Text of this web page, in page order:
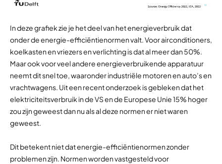
In deze grafiek zie je het deel van het energieverbruik dat
onder de energie-efficiëntienormen valt. Voor airconditioners,
koelkasten en vriezers en verlichting is dat al meer dan 50%.
Maar ook voor veel andere energieverbruikende apparatuur
neemt dit snel toe, waaronder industriële motoren en auto’s en
vrachtwagens. Uit een recent onderzoek is gebleken dat het
elektriciteitsverbruik in de VS en de Europese Unie 15% hoger
zou zijn geweest dan nu als al deze normen er niet waren
geweest.
Dit betekent niet dat energie-efficiëntienormen zonder
problemen zijn. Normen worden vastgesteld voor